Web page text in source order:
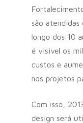
são atendidas
longo dos 10
é visível os
custos e
nos projetos
Com isso,
design será